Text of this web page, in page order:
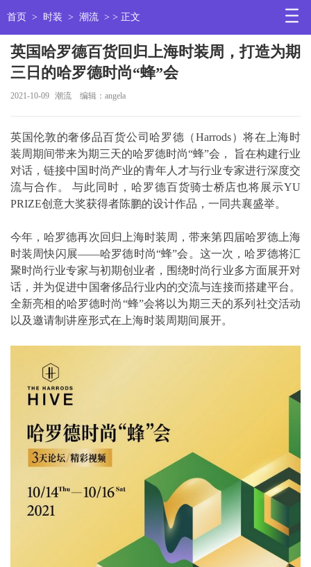
首页 > 时装 > 潮流 > > 正文
英国哈罗德百货回归上海时装周，打造为期
三日的哈罗德时尚“蜂”会
2021-10-09 潮流 编辑：angela
英国伦敦的奢侈品百货公司哈罗德（Harrods）将在上海时
装周期间带来为期三天的哈罗德时尚“蜂”会， 旨在构建行业
对话，链接中国时尚产业的青年人才与行业专家进行深度交
流与合作。 与此同时，哈罗德百货骑士桥店也将展示YU
PRIZE创意大奖获得者陈鹏的设计作品，一同共襄盛举。
今年，哈罗德再次回归上海时装周，带来第四届哈罗德上海
时装周快闪展——哈罗德时尚“蜂”会。这一次，哈罗德将汇
聚时尚行业专家与初期创业者，围绕时尚行业多方面展开对
话，并为促进中国奢侈品行业内的交流与连接而搭建平台。
全新亮相的哈罗德时尚“蜂”会将以为期三天的系列社交活动
以及邀请制讲座形式在上海时装周期间展开。